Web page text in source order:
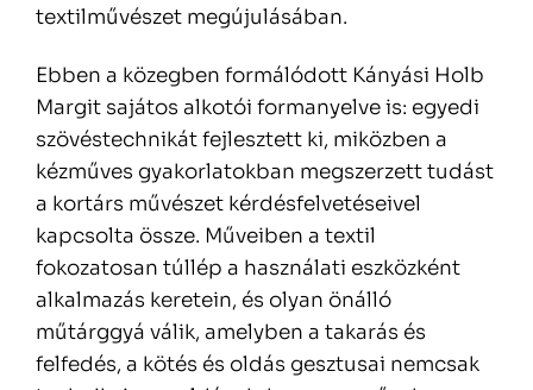
textilművészet megújulásában.
Ebben a közegben formálódott Kányási Holb
Margit sajátos alkotói formanyelve is: egyedi
szövéstechnikát fejlesztett ki, miközben a
kézműves gyakorlatokban megszerzett tudást
a kortárs művészet kérdésfelvetéseivel
kapcsolta össze. Műveiben a textil
fokozatosan túllép a használati eszközként
alkalmazás keretein, és olyan önálló
műtárggyá válik, amelyben a takarás és
felfedés, a kötés és oldás gesztusai nemcsak